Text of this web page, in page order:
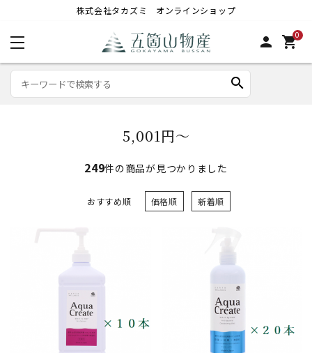
株式会社タカズミ オンラインショップ
person 0
shopping_cart
search
5,001円～
249件の商品が見つかりました
おすすめ順 価格順 新着順